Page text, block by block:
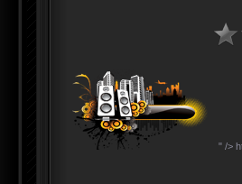
" />